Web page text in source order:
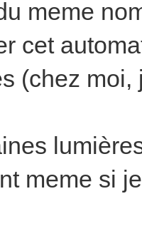
meme
cet
(chez moi,
meme si